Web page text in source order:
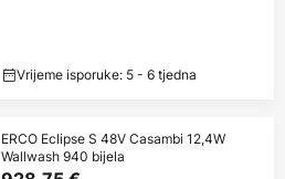
Vrijeme isporuke: 5 - 6 tjedna
ERCO Eclipse S 48V Casambi 12,4W
Wallwash 940 bijela